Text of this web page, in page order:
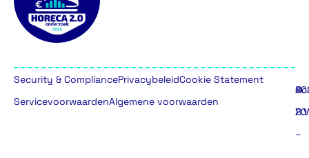
©
–
Security & CompliancePrivacybeleidCookie Statement
ServicevoorwaardenAlgemene voorwaarden